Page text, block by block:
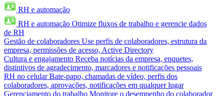
RH e automação
RH e automação Otimize fluxos de trabalho e gerencie dados
de RH
Gestão de colaboradores Use perfis de colaboradores, estrutura da
empresa, permissões de acesso, Active Directory
Cultura e engajamento Receba notícias da empresa, enquetes,
distintivos de agradecimento, marcadores e notificações pessoais
RH no celular Bate-papo, chamadas de vídeo, perfis dos
colaboradores, aprovações, notificações em qualquer lugar
Gerenciamento do trabalho Monitore o desempenho do colaborador